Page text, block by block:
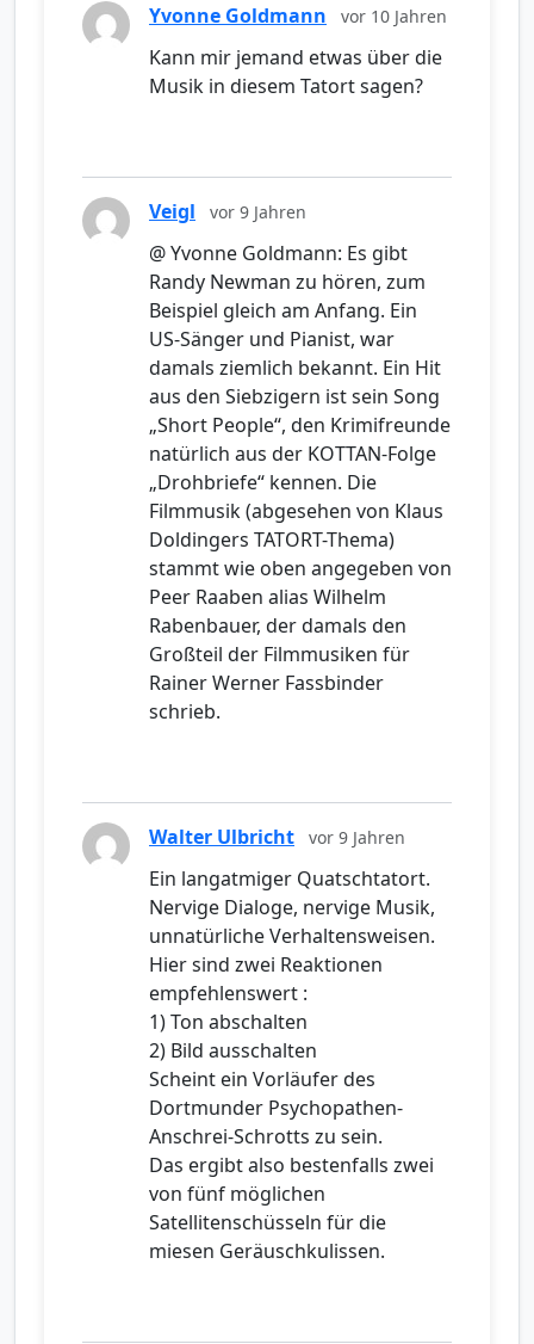
Yvonne Goldmann vor 10 Jahren
Kann mir jemand etwas über die
Musik in diesem Tatort sagen?
Veigl vor 9 Jahren
@ Yvonne Goldmann: Es gibt
Randy Newman zu hören, zum
Beispiel gleich am Anfang. Ein
US-Sänger und Pianist, war
damals ziemlich bekannt. Ein Hit
aus den Siebzigern ist sein Song
„Short People“, den Krimifreunde
natürlich aus der KOTTAN-Folge
„Drohbriefe“ kennen. Die
Filmmusik (abgesehen von Klaus
Doldingers TATORT-Thema)
stammt wie oben angegeben von
Peer Raaben alias Wilhelm
Rabenbauer, der damals den
Großteil der Filmmusiken für
Rainer Werner Fassbinder
schrieb.
Walter Ulbricht vor 9 Jahren
Ein langatmiger Quatschtatort.
Nervige Dialoge, nervige Musik,
unnatürliche Verhaltensweisen.
Hier sind zwei Reaktionen
empfehlenswert :
1) Ton abschalten
2) Bild ausschalten
Scheint ein Vorläufer des
Dortmunder Psychopathen-
Anschrei-Schrotts zu sein.
Das ergibt also bestenfalls zwei
von fünf möglichen
Satellitenschüsseln für die
miesen Geräuschkulissen.